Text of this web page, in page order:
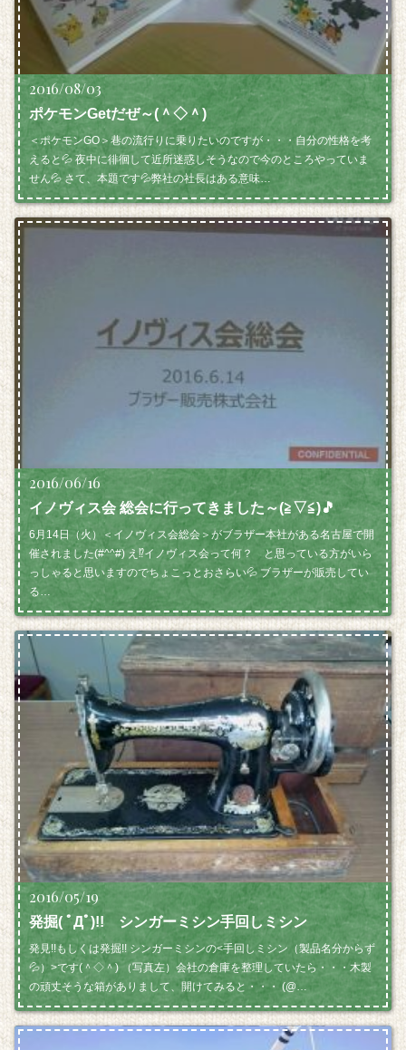
2016/08/03
ポケモンGetだぜ～(＾◇＾)
＜ポケモンGO＞巷の流行りに乗りたいのですが・・・自分の性格を考
えると💦 夜中に徘徊して近所迷惑しそうなので今のところやっていま
せん💦 さて、本題です💦弊社の社長はある意味…
2016/06/16
イノヴィス会 総会に行ってきました～(≧▽≦)🎵
6月14日（火）＜イノヴィス会総会＞がブラザー本社がある名古屋で開
催されました(#^^#) え⁉イノヴィス会って何？ と思っている方がいら
っしゃると思いますのでちょこっとおさらい💦 ブラザーが販売してい
る…
2016/05/19
発掘( ﾟДﾟ)!! シンガーミシン手回しミシン
発見!!もしくは発掘!! シンガーミシンの<手回しミシン（製品名分からず
💦）>です(＾◇＾) （写真左）会社の倉庫を整理していたら・・・木製
の頑丈そうな箱がありまして、開けてみると・・・ (@…